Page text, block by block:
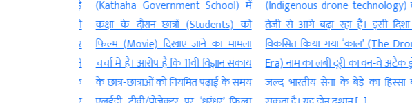
(Kathaha Government School) में
कक्षा के दौरान छात्रों (Students) को
फिल्म (Movie) दिखाए जाने का मामला
चर्चा में है। आरोप है कि 11वीं विज्ञान संकाय
के छात्र-छात्राओं को नियमित पढ़ाई के समय
(Indigenous drone technology) को
तेजी से आगे बढ़ा रहा है। इसी दिशा में
विकसित किया गया ‘काल’ (The Drone
Era) नाम का लंबी दूरी का वन-वे अटैक ड्रोन
जल्द भारतीय सेना के बेड़े का हिस्सा बन